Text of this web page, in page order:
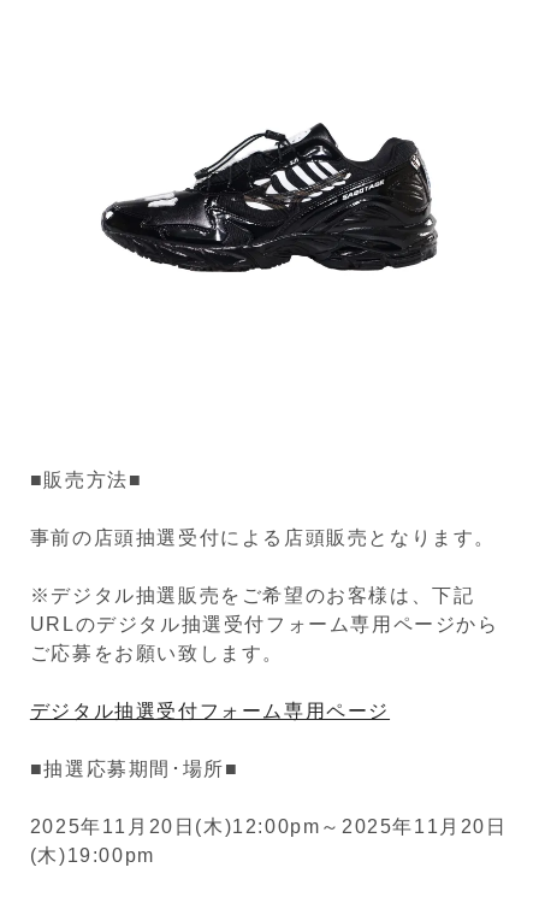
■販売方法■
事前の店頭抽選受付による店頭販売となります。
※デジタル抽選販売をご希望のお客様は、下記
URLのデジタル抽選受付フォーム専用ページから
ご応募をお願い致します。
デジタル抽選受付フォーム専用ページ
■抽選応募期間･場所■
2025年11月20日(木)12:00pm～2025年11月20日
(木)19:00pm